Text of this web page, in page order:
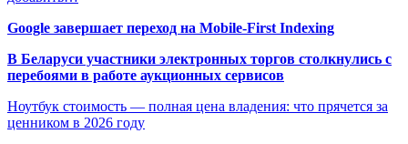
Google завершает переход на Mobile-First Indexing
В Беларуси участники электронных торгов столкнулись с
перебоями в работе аукционных сервисов
Ноутбук стоимость — полная цена владения: что прячется за
ценником в 2026 году